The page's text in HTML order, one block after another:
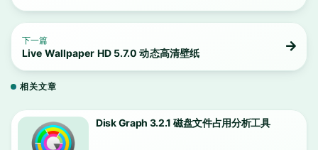
下一篇
Live Wallpaper HD 5.7.0 动态高清壁纸
相关文章
Disk Graph 3.2.1 磁盘文件占用分析工具